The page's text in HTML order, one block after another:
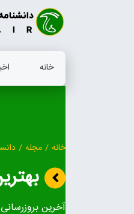
خانه
خانه / مجله /
آخرین